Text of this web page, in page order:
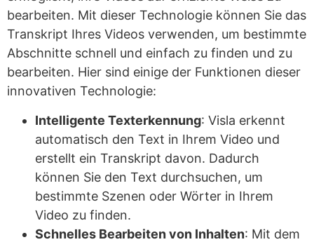
bearbeiten. Mit dieser Technologie können Sie das
Transkript Ihres Videos verwenden, um bestimmte
Abschnitte schnell und einfach zu finden und zu
bearbeiten. Hier sind einige der Funktionen dieser
innovativen Technologie:
Intelligente Texterkennung: Visla erkennt
automatisch den Text in Ihrem Video und
erstellt ein Transkript davon. Dadurch
können Sie den Text durchsuchen, um
bestimmte Szenen oder Wörter in Ihrem
Video zu finden.
Schnelles Bearbeiten von Inhalten: Mit dem